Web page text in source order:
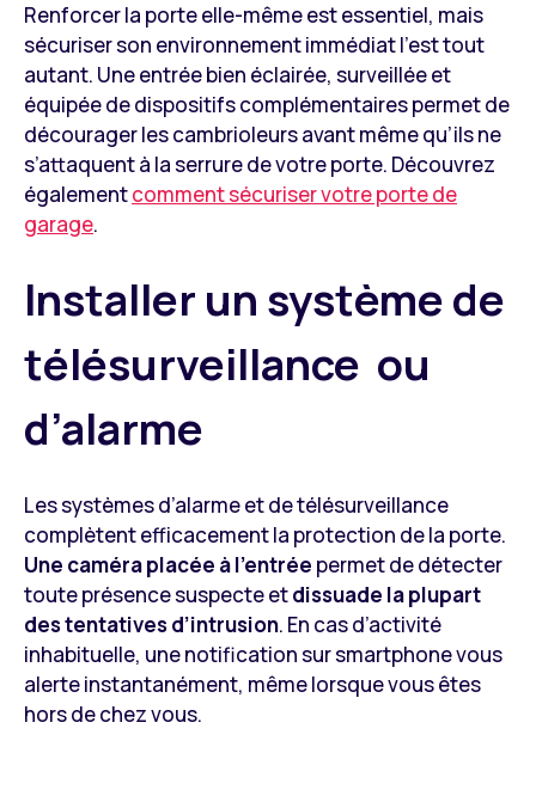
Renforcer la porte elle-même est essentiel, mais
sécuriser son environnement immédiat l’est tout
autant. Une entrée bien éclairée, surveillée et
équipée de dispositifs complémentaires permet de
décourager les cambrioleurs avant même qu’ils ne
s’attaquent à la serrure de votre porte. Découvrez
égalementcomment sécuriser votre porte de
garage.
Installer un système de
télésurveillance ou
d’alarme
Les systèmes d’alarme et de télésurveillance
complètent efficacement la protection de la porte.
Une caméra placée à l’entrée permet de détecter
toute présence suspecte etdissuade la plupart
des tentatives d’intrusion. En cas d’activité
inhabituelle, une notification sur smartphone vous
alerte instantanément, même lorsque vous êtes
hors de chez vous.